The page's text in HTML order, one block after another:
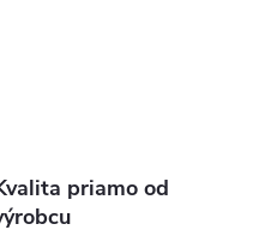
priamo od